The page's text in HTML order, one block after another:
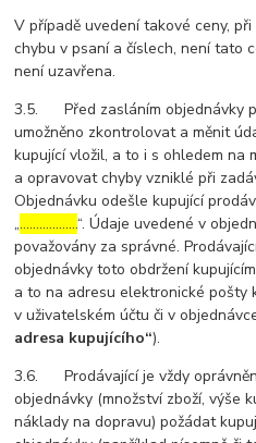
V případě uvedení takové ceny,
chybu v psaní a číslech, není tato
není uzavřena.
3.5. Před zasláním objednávky
umožněno zkontrolovat a měnit
kupující vložil, a to i s ohledem na
a opravovat chyby vzniklé při
Objednávku odešle kupující
„………………“. Údaje uvedené v
považovány za správné.
objednávky toto obdržení
a to na adresu elektronické pošty
v uživatelském účtu či v
adresa kupujícího“).
3.6. Prodávající je vždy
objednávky (množství zboží, výše
náklady na dopravu) požádat